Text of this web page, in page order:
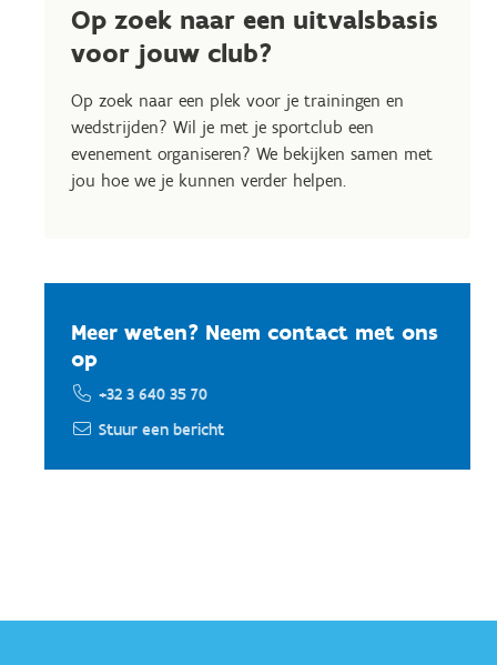
Op zoek naar een uitvalsbasis
voor jouw club?
Op zoek naar een plek voor je trainingen en
wedstrijden? Wil je met je sportclub een
evenement organiseren? We bekijken samen met
jou hoe we je kunnen verder helpen.
Meer weten? Neem contact met ons
op
+32 3 640 35 70
Stuur een bericht